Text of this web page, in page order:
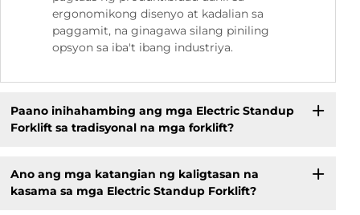
ergonomikong disenyo at kadalian sa
paggamit, na ginagawa silang piniling
opsyon sa iba't ibang industriya.
Paano inihahambing ang mga Electric Standup
Forklift sa tradisyonal na mga forklift?
Ano ang mga katangian ng kaligtasan na
kasama sa mga Electric Standup Forklift?